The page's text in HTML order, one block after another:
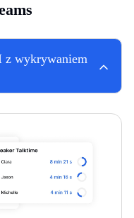
z wykrywaniem